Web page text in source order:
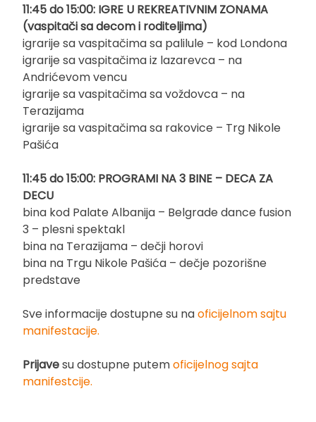
11:45 do 15:00: IGRE U REKREATIVNIM ZONAMA
(vaspitači sa decom i roditeljima)
igrarije sa vaspitačima sa palilule – kod Londona
igrarije sa vaspitačima iz lazarevca – na
Andrićevom vencu
igrarije sa vaspitačima sa voždovca – na
Terazijama
igrarije sa vaspitačima sa rakovice – Trg Nikole
Pašića
11:45 do 15:00: PROGRAMI NA 3 BINE – DECA ZA
DECU
bina kod Palate Albanija – Belgrade dance fusion
3 – plesni spektakl
bina na Terazijama – dečji horovi
bina na Trgu Nikole Pašića – dečje pozorišne
predstave
Sve informacije dostupne su naoficijelnom sajtu
manifestacije.
Prijavesu dostupne putemoficijelnog sajta
manifestcije.